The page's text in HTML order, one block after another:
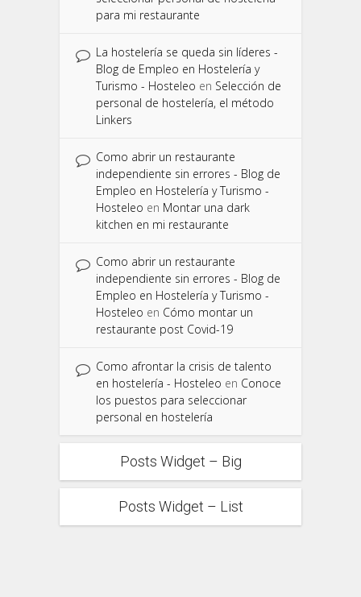
para mi restaurante
La hostelería se queda sin líderes -
Blog de Empleo en Hostelería y
Turismo - Hosteleo en Selección de
personal de hostelería, el método
Linkers
Como abrir un restaurante
independiente sin errores - Blog de
Empleo en Hostelería y Turismo -
Hosteleo en Montar una dark
kitchen en mi restaurante
Como abrir un restaurante
independiente sin errores - Blog de
Empleo en Hostelería y Turismo -
Hosteleo en Cómo montar un
restaurante post Covid-19
Como afrontar la crisis de talento
en hostelería - Hosteleo en Conoce
los puestos para seleccionar
personal en hostelería
Posts Widget – Big
Posts Widget – List